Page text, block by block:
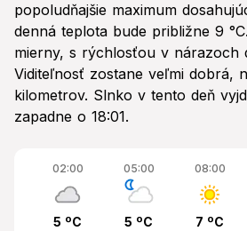
popoludňajšie maximum
denná teplota bude približne 9
mierny, s rýchlosťou v nárazoch
Viditeľnosť zostane veľmi dobrá,
kilometrov. Slnko v tento deň
zapadne o 18:01.
02:00
5 ºC
05:00
5 ºC
08:00
7 ºC